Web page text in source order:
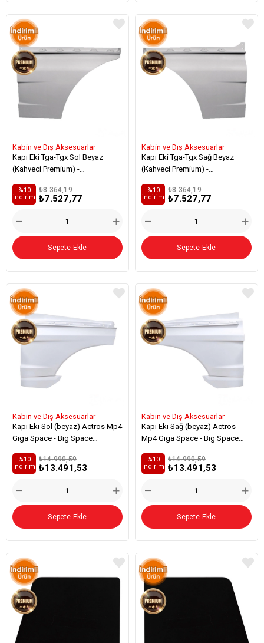
Kabin ve Dış Aksesuarlar
Kapı Eki Tga-Tgx Sol Beyaz
(Kahveci Premium) -
₺7.527,77
₺8.364,19
%10
i̇ndirim
Sepete Ekle
Kabin ve Dış Aksesuarlar
Kapı Eki Tga-Tgx Sağ Beyaz
(Kahveci Premium) -
₺7.527,77
₺8.364,19
%10
i̇ndirim
Sepete Ekle
Kabin ve Dış Aksesuarlar
Kapı Eki Sol (beyaz) Actros Mp4
Gıga Space - Bıg Space
₺13.491,53
₺14.990,59
%10
i̇ndirim
Sepete Ekle
Kabin ve Dış Aksesuarlar
Kapı Eki Sağ (beyaz) Actros
Mp4 Gıga Space - Bıg Space
₺13.491,53
₺14.990,59
%10
i̇ndirim
Sepete Ekle